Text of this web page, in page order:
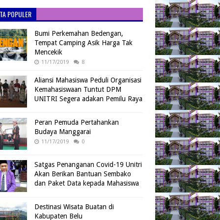
POPULER
Bumi Perkemahan Bedengan,
Tempat Camping Asik Harga Tak
Mencekik
11/17/2019 8
Aliansi Mahasiswa Peduli Organisasi
Kemahasiswaan Tuntut DPM
UNITRI Segera adakan Pemilu Raya
Peran Pemuda Pertahankan
Budaya Manggarai
11/17/2019 0
Satgas Penanganan Covid-19 Unitri
Akan Berikan Bantuan Sembako
dan Paket Data kepada Mahasiswa
Destinasi Wisata Buatan di
Kabupaten Belu